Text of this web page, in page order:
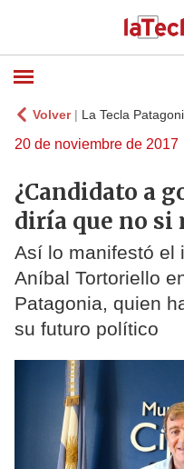
Volver| La Tecla
20 de noviembre de 2017
¿Candidato a
diría que no si
Así lo manifestó el
Aníbal Tortoriello
Patagonia, quien
su futuro político